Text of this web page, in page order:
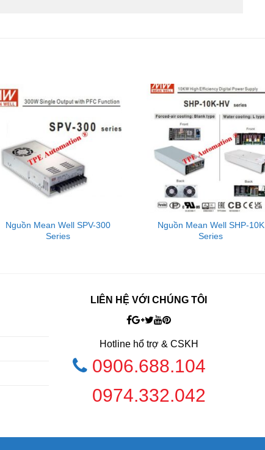
Nguồn Mean Well SPV-300
Series
Nguồn Mean Well SHP-10K
Series
LIÊN HỆ VỚI CHÚNG TÔI
Hotline hổ trợ & CSKH
0906.688.104
0974.332.042